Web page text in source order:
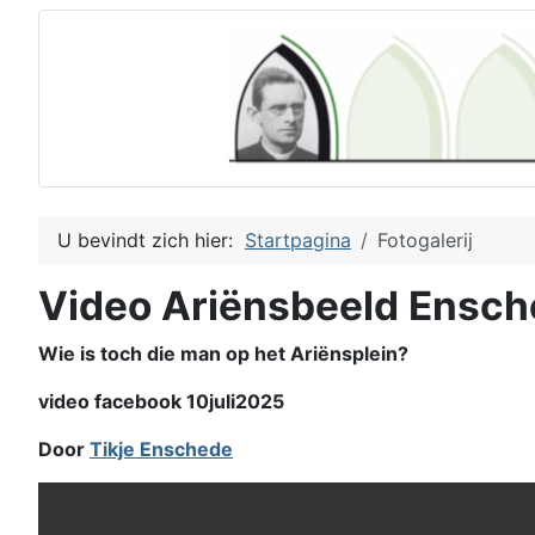
U bevindt zich hier: Startpagina Fotogalerij
Video Ariënsbeeld
Wie is toch die man op het Ariënsplein?
video facebook 10juli2025
Door Tikje Enschede